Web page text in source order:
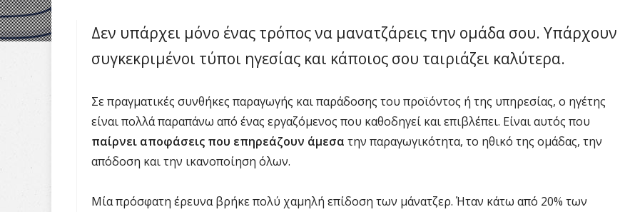
Δεν υπάρχει μόνο ένας τρόπος να μανατζάρεις την ομάδα σου. Υπάρχουν
συγκεκριμένοι τύποι ηγεσίας και κάποιος σου ταιριάζει καλύτερα.
Σε πραγματικές συνθήκες παραγωγής και παράδοσης του προϊόντος ή της υπηρεσίας, ο ηγέτης
είναι πολλά παραπάνω από ένας εργαζόμενος που καθοδηγεί και επιβλέπει. Είναι αυτός που
παίρνει αποφάσεις που επηρεάζουν άμεσα την παραγωγικότητα, το ηθικό της ομάδας, την
απόδοση και την ικανοποίηση όλων.
Μία πρόσφατη έρευνα βρήκε πολύ χαμηλή επίδοση των μάνατζερ. Ήταν κάτω από 20% των